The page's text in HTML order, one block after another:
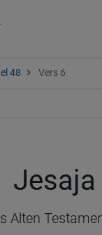
48 Vers 6
Jesaja
Alten